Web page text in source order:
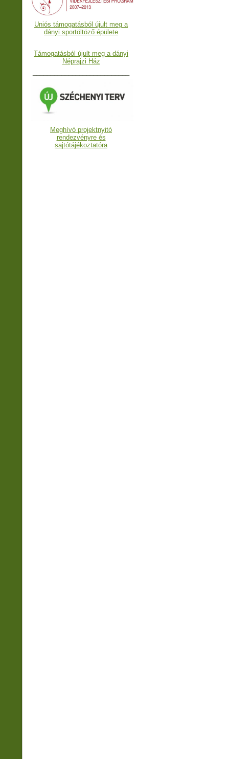
Uniós támogatásból újult meg a
dányi sportöltöző épülete
Támogatásból újult meg a dányi
Néprajzi Ház
Meghívó projektnyitó
rendezvényre és
sajtótájékoztatóra